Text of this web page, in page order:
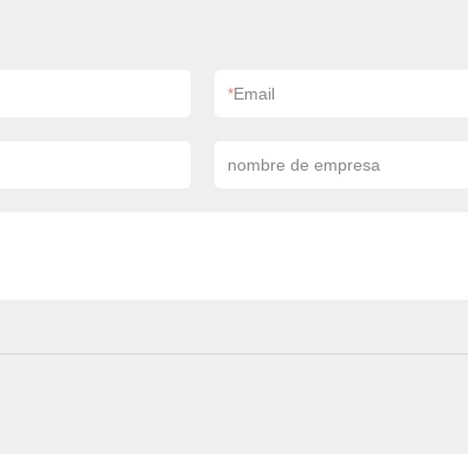
*Email
nombre de empresa